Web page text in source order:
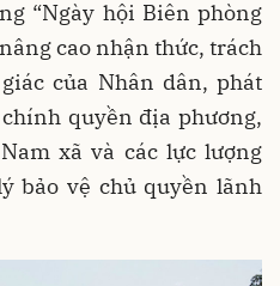
“Ngày hội Biên phòng
cao nhận thức, trách
của Nhân dân, phát
quyền địa phương,
xã và các lực lượng
bảo vệ chủ quyền lãnh